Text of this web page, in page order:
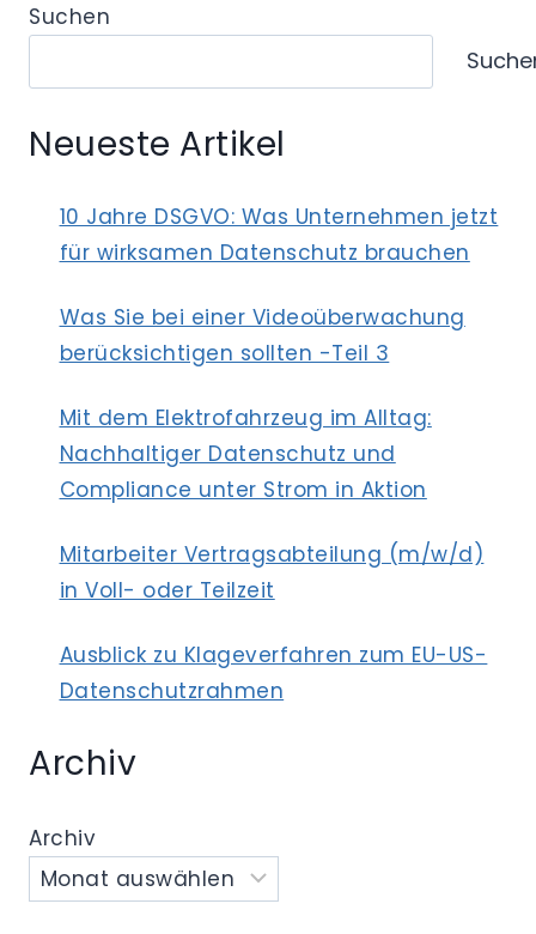
DES
AUCH
DEN
DATENSCHUTZBEAUFTRAGTEN
MÖGLICH?
Suchen
Neueste Artikel
10 Jahre DSGVO: Was Unternehmen jetzt
für wirksamen Datenschutz brauchen
Was Sie bei einer Videoüberwachung
berücksichtigen sollten -Teil 3
Mit dem Elektrofahrzeug im Alltag:
Nachhaltiger Datenschutz und
Compliance unter Strom in Aktion
Mitarbeiter Vertragsabteilung (m/w/d)
in Voll- oder Teilzeit
Ausblick zu Klageverfahren zum EU-US-
Datenschutzrahmen
Archiv
Archiv